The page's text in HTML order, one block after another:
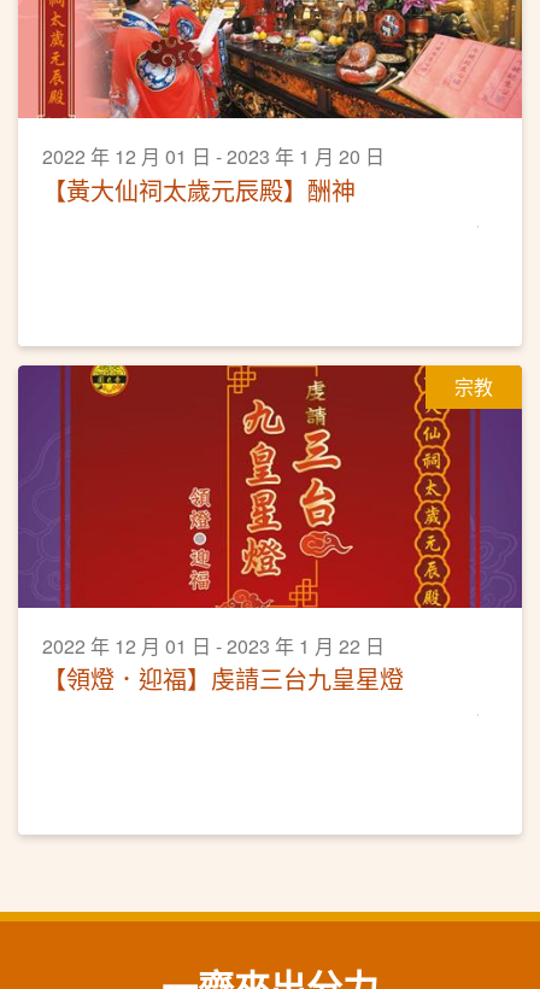
2022 年 12 月 01 日 - 2023 年 1 月 20 日
【黃大仙祠太歲元辰殿】酬神
宗教
2022 年 12 月 01 日 - 2023 年 1 月 22 日
【領燈．迎福】虔請三台九皇星燈